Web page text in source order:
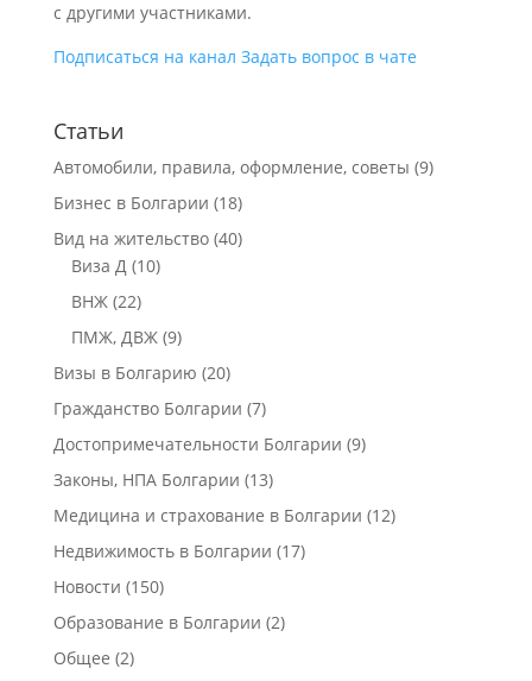
с другими участниками.
Подписаться на канал Задать вопрос в чате
Статьи
Автомобили, правила, оформление, советы (9)
Бизнес в Болгарии (18)
Вид на жительство(40)
Виза Д(10)
ВНЖ(22)
ПМЖ, ДВЖ(9)
Визы в Болгарию (20)
Гражданство Болгарии (7)
Достопримечательности Болгарии (9)
Законы, НПА Болгарии (13)
Медицина и страхование в Болгарии (12)
Недвижимость в Болгарии (17)
Новости (150)
Образование в Болгарии (2)
Общее (2)